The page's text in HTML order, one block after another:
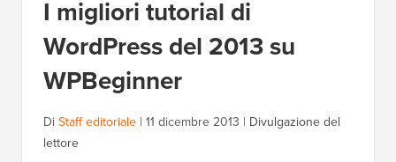
I migliori tutorial di
WordPress del 2013 su
WPBeginner
DiStaff editoriale | 11 dicembre 2013 | Divulgazione del
lettore